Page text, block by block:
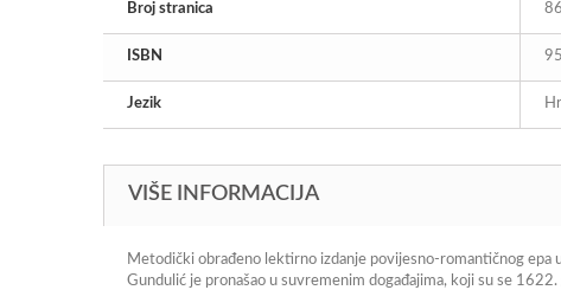
Broj stranica 86
ISBN
Jezik
VIŠE INFORMACIJA
Metodički obrađeno lektirno izdanje povijesno-romantičnog epa
Gundulić je pronašao u suvremenim događajima, koji su se